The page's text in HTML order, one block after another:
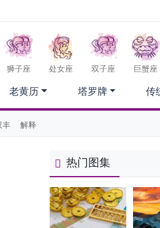
狮子座 处女座 双子座 巨蟹座
丰 解释
老黄历 塔罗牌 传
热门图集